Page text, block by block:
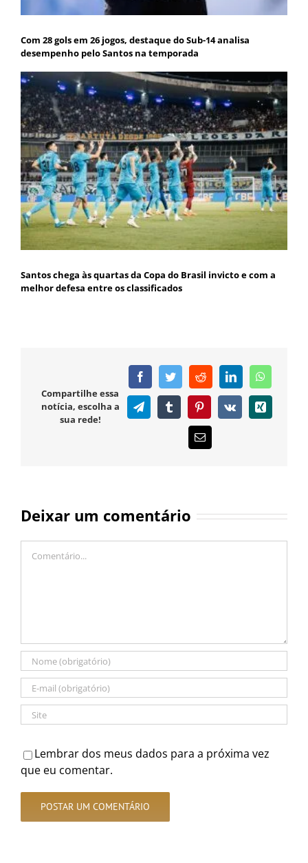
Com 28 gols em 26 jogos, destaque do Sub-14 analisa
desempenho pelo Santos na temporada
Santos chega às quartas da Copa do Brasil invicto e com a
melhor defesa entre os classificados
Compartilhe essa
notícia, escolha a
sua rede!
FacebookTwitterRedditLinkedIn
TelegramTumblr PinterestVk Xing
E-
mail
Deixar um comentário
Lembrar dos meus dados para a próxima vez
que eu comentar.